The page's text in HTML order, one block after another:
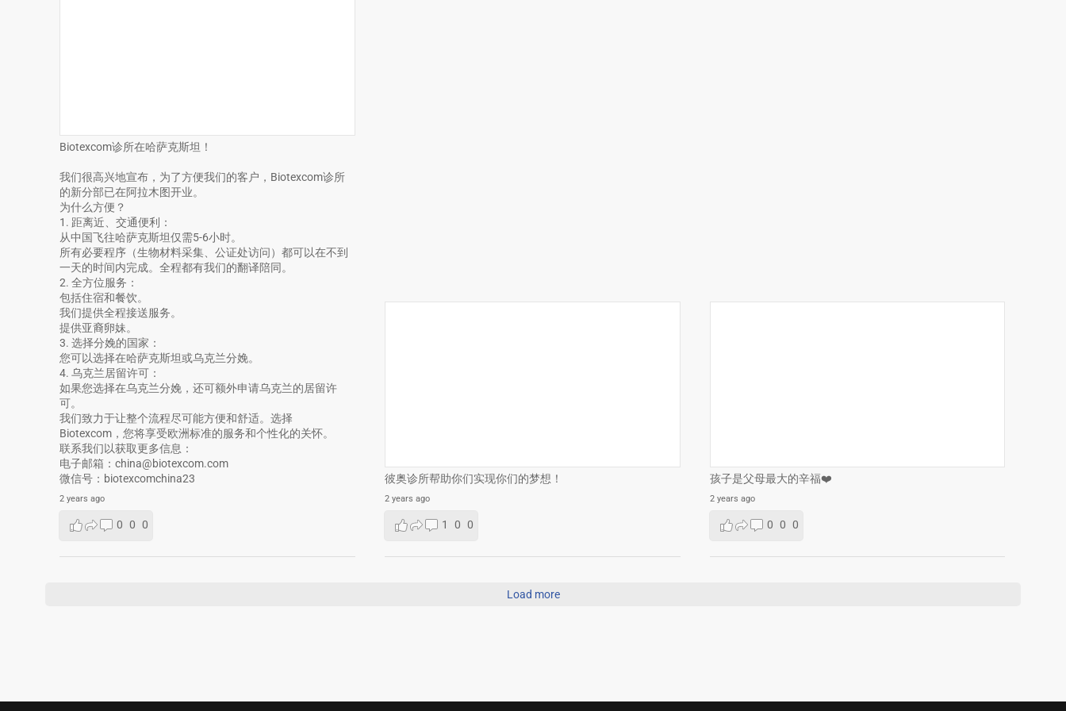
Biotexcom诊所在哈萨克斯坦！
我们很高兴地宣布，为了方便我们的客户，Biotexcom诊所
的新分部已在阿拉木图开业。
为什么方便？
1. 距离近、交通便利：
从中国飞往哈萨克斯坦仅需5-6小时。
所有必要程序（生物材料采集、公证处访问）都可以在不到
一天的时间内完成。全程都有我们的翻译陪同。
2. 全方位服务：
包括住宿和餐饮。
我们提供全程接送服务。
提供亚裔卵妹。
3. 选择分娩的国家：
您可以选择在哈萨克斯坦或乌克兰分娩。
4. 乌克兰居留许可：
如果您选择在乌克兰分娩，还可额外申请乌克兰的居留许
可。
我们致力于让整个流程尽可能方便和舒适。选择
Biotexcom，您将享受欧洲标准的服务和个性化的关怀。
联系我们以获取更多信息：
电子邮箱：china@biotexcom.com
微信号：biotexcomchina23
2 years ago
0 0 0
彼奥诊所帮助你们实现你们的梦想！
2 years ago
1 0 0
孩子是父母最大的辛福❤️
2 years ago
0 0 0
Load more